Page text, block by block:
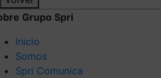
Grupo Spri
Inicio
Somos
Spri Comunica